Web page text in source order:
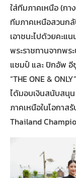
ใส่ทีมภาคเหนือ (กา
ทีมภาคเหนือสวนก
เอาชนะไปด้วยคะ
พระราชทานจากพร
แชมป์ และ ปิกอัพ อี
“THE ONE &
ได้มอบเงินสนับสนุ
ภาคเหนือในโอกาส
Thailand